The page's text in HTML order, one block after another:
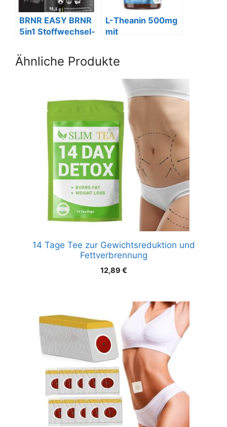
BRNR EASY BRNR
5in1 Stoffwechsel-
L-Theanin 500mg
mit
Ähnliche Produkte
14 Tage Tee zur Gewichtsreduktion und
Fettverbrennung
12,89 €